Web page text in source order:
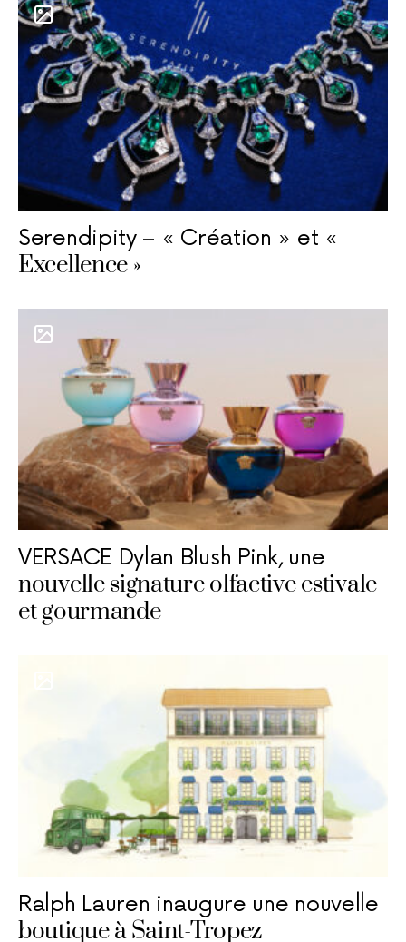
Serendipity – « Création » et «
Excellence »
VERSACE Dylan Blush Pink, une
nouvelle signature olfactive estivale
et gourmande
Ralph Lauren inaugure une nouvelle
boutique à Saint-Tropez